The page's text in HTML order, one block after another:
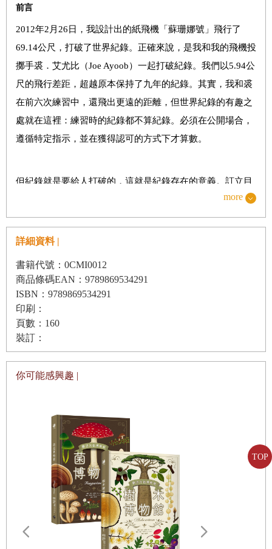
TOP
•混式鎖身
•鎖身負重式
•極滑翔式
•蘇西鎖式
•皺摺空浮機一號
•羅加洛空浮機
•閃電型空浮機
第5章 ▎世界紀錄飛機的故事
我的故事
前言
2012年2月26日，我設計出的紙飛機「蘇珊娜號」飛行了
69.14公尺，打破了世界紀錄。正確來說，是我和我的飛機投
擲手裘．艾尤比（Joe Ayoob）一起打破紀錄。我們以5.94公
尺的飛行差距，超越原本保持了九年的紀錄。其實，我和裘
在前六次練習中，還飛出更遠的距離，但世界紀錄的有趣之
處就在這裡：練習時的紀錄都不算紀錄。必須在公開場合，
遵循特定指示，並在獲得認可的方式下才算數。
但紀錄就是要給人打破的，這就是紀錄存在的意義。訂立目
標、努力達成，沒成功，就再試一次，要創下紀錄就得做出
這些努力，而我們也不例外。在「正式」打破世界紀錄之
前，我花了三年時間嘗試了多種飛行模式。當然，我摺出的
是，這本書能開啟你的世界紀錄之旅，或是助你一臂之力，
繼續前進。如果能讓另一個人破世界紀錄，那我的另一個目
標就達成了。或許這個人就是你。
首先，要相信自己做得到。你可以先從最普通的素材開始，
去製作像飛行機具那麼複雜的東西。這樣的目的是什麼？在
動到公司，以較少的汙染來驅動生活所需的一切。從這個角
度來看，答案就呼之欲出：節約──對！製造新的產品和科
技──對！少做點事──錯！用少點東西做多點事──對！
於是，我們就會發現，紙飛機意義非凡。
經常有人問我，要如何培育紙飛機人才？怪的是，我一直對
more
詳細資料 |
書籍代號：0CMI0012
商品條碼EAN：9789869534291
ISBN：9789869534291
印刷：
頁數：160
裝訂：
你可能感興趣 |